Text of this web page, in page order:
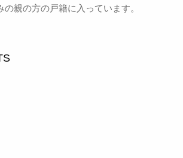
親の方の戸籍に入っています。